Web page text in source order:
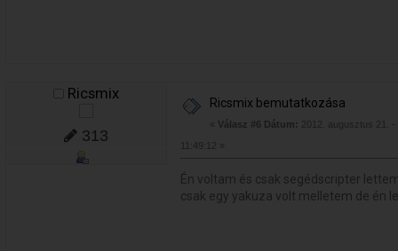
Ricsmix
313
Ricsmix bemutatkozása
« Válasz #6 Dátum:
2012. augusztus 21. -
11:49:12 »
Én voltam és csak segédscripter
csak egy yakuza volt melletem de én